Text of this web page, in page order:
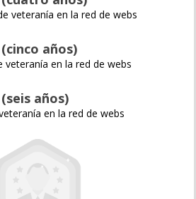
veteranía en la red de webs
años)
veteranía en la red de webs
años)
en la red de webs